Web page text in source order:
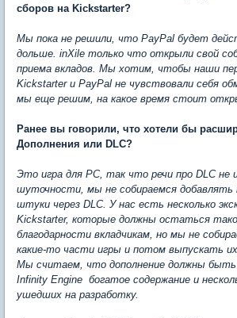
сборов на Kickstarter?
Мы пока не решили, что PayPal будет
дольше. inXile только что открыли свой
приема вкладов. Мы хотим, чтобы наши
Kickstarter и PayPal не чувствовали себя
мы еще решим, на какое время стоит
Ранее вы говорили, что хотели бы
Дополнения или DLC?
Это игра для PC, так что речи про DLC не
шуточности, мы не собираемся добавлять
штуки через DLC. У нас есть несколько
Kickstarter, которые должны остаться
благодарности вкладчикам, но мы не
какие-то части игры и потом выпускать
Мы считаем, что дополнение должны быть
Infinity Engine  богатое содержание и
ушедших на разработку.